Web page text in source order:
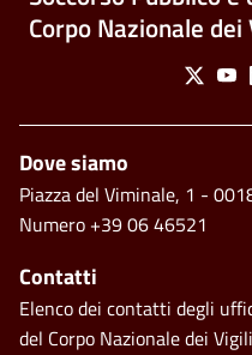
Corpo Nazionale
X
Piè di pagina
Dove siamo
Piazza del Viminale, 1 -
Numero +39 06 46521
Contatti
Elenco dei contatti degli
del Corpo Nazionale dei